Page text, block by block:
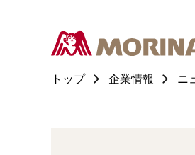
トップ 企業情報 ニ